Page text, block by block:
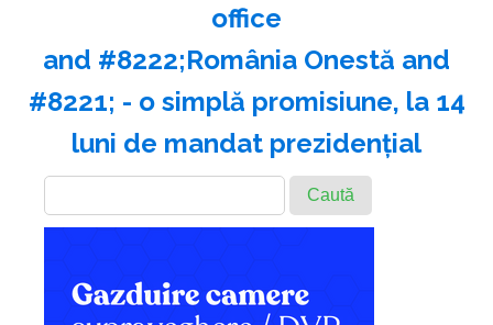
office
and #8222;România Onestă and
#8221; - o simplă promisiune, la 14
luni de mandat prezidenţial